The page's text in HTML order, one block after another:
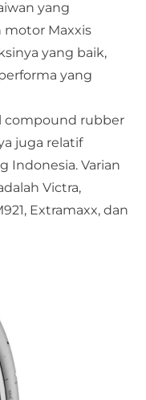
yang
motor Maxxis
yang baik,
yang
compound rubber
juga relatif
Indonesia. Varian
Victra,
Extramaxx, dan